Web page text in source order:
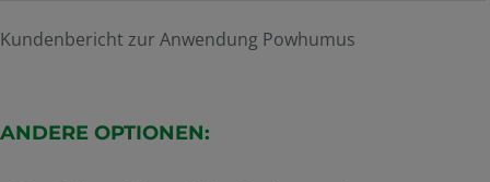
Kundenbericht zur Anwendung Powhumus
ANDERE OPTIONEN: